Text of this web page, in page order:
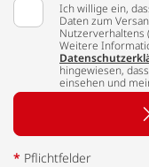
Ich willige ein,
Daten zum
Nutzerverhaltens
Weitere
hingewiesen,
einsehen und
* Pflichtfelder